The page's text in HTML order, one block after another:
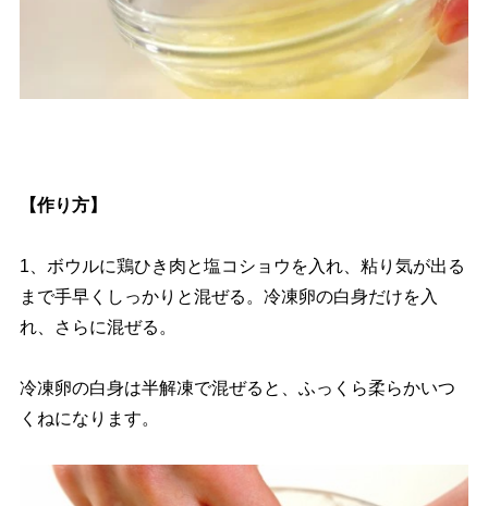
【作り方】
1、ボウルに鶏ひき肉と塩コショウを入れ、粘り気が出る
まで手早くしっかりと混ぜる。冷凍卵の白身だけを入
れ、さらに混ぜる。
冷凍卵の白身は半解凍で混ぜると、ふっくら柔らかいつ
くねになります。